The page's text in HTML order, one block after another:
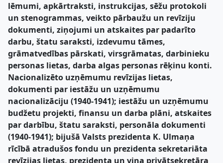
lēmumi, apkārtraksti, instrukcijas, sēžu protokoli
un stenogrammas, veikto pārbaužu un revīziju
dokumenti, ziņojumi un atskaites par padarīto
darbu, štatu saraksti, izdevumu tāmes,
grāmatvedības pārskati, virsgrāmatas, darbinieku
personas lietas, darba algas personas rēķinu konti.
Nacionalizēto uzņēmumu revīzijas lietas,
dokumenti par iestāžu un uzņēmumu
nacionalizāciju (1940-1941); iestāžu un uzņēmumu
budžetu projekti, finansu un darba plāni, atskaites
par darbību, štatu saraksti, personāla dokumenti
(1940-1941); bijušā Valsts prezidenta K. Ulmaņa
rīcībā atradušos fondu un prezidenta sekretariāta
revīzijas lietas, prezidenta un viņa privātsekretāra